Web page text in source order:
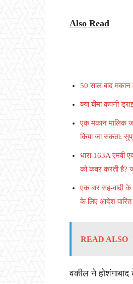
Also Read
50 साल बाद मकान
क्या बीमा कंपनी
एक मकान मालिक
किया जा सकता:
धारा 163A एमवी
को कवर करती है?
एक बार सह-वादी के
के लिए आदेश पारित
READ ALSO
वकील ने